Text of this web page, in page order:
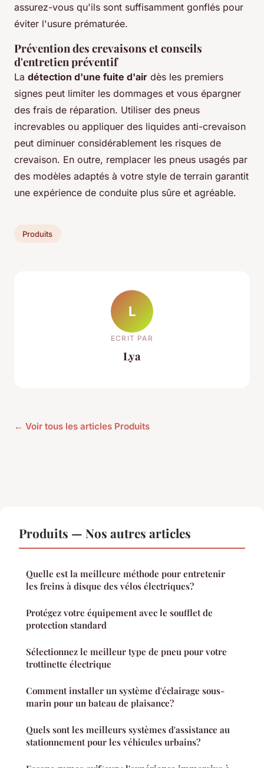
assurez-vous qu'ils sont suffisamment gonflés pour
éviter l'usure prématurée.
Prévention des crevaisons et conseils
d'entretien préventif
La détection d'une fuite d'air dès les premiers
signes peut limiter les dommages et vous épargner
des frais de réparation. Utiliser des pneus
increvables ou appliquer des liquides anti-crevaison
peut diminuer considérablement les risques de
crevaison. En outre, remplacer les pneus usagés par
des modèles adaptés à votre style de terrain garantit
une expérience de conduite plus sûre et agréable.
Produits
L
ECRIT PAR
Lya
← Voir tous les articles Produits
Produits — Nos autres articles
Quelle est la meilleure méthode pour entretenir
les freins à disque des vélos électriques?
Protégez votre équipement avec le soufflet de
protection standard
Sélectionnez le meilleur type de pneu pour votre
trottinette électrique
Comment installer un système d'éclairage sous-
marin pour un bateau de plaisance?
Quels sont les meilleurs systèmes d'assistance au
stationnement pour les véhicules urbains?